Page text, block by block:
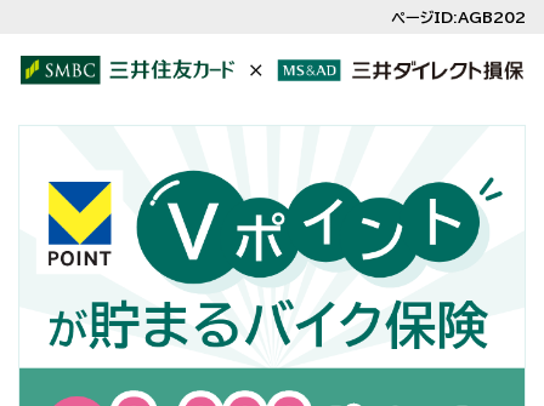
ページID:AGB202